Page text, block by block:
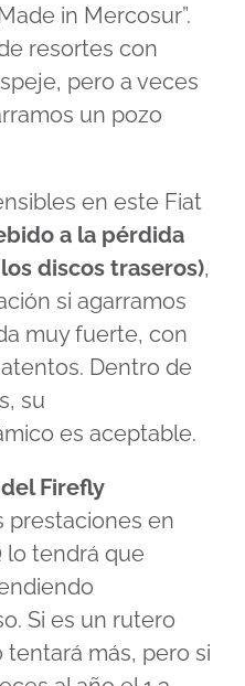
in Mercosur”.
resortes con
pero a veces
un pozo
en este Fiat
a la pérdida
discos traseros),
si agarramos
muy fuerte, con
Dentro de
su
es aceptable.
Firefly
prestaciones en
lo tendrá que
Si es un rutero
tentará más, pero si